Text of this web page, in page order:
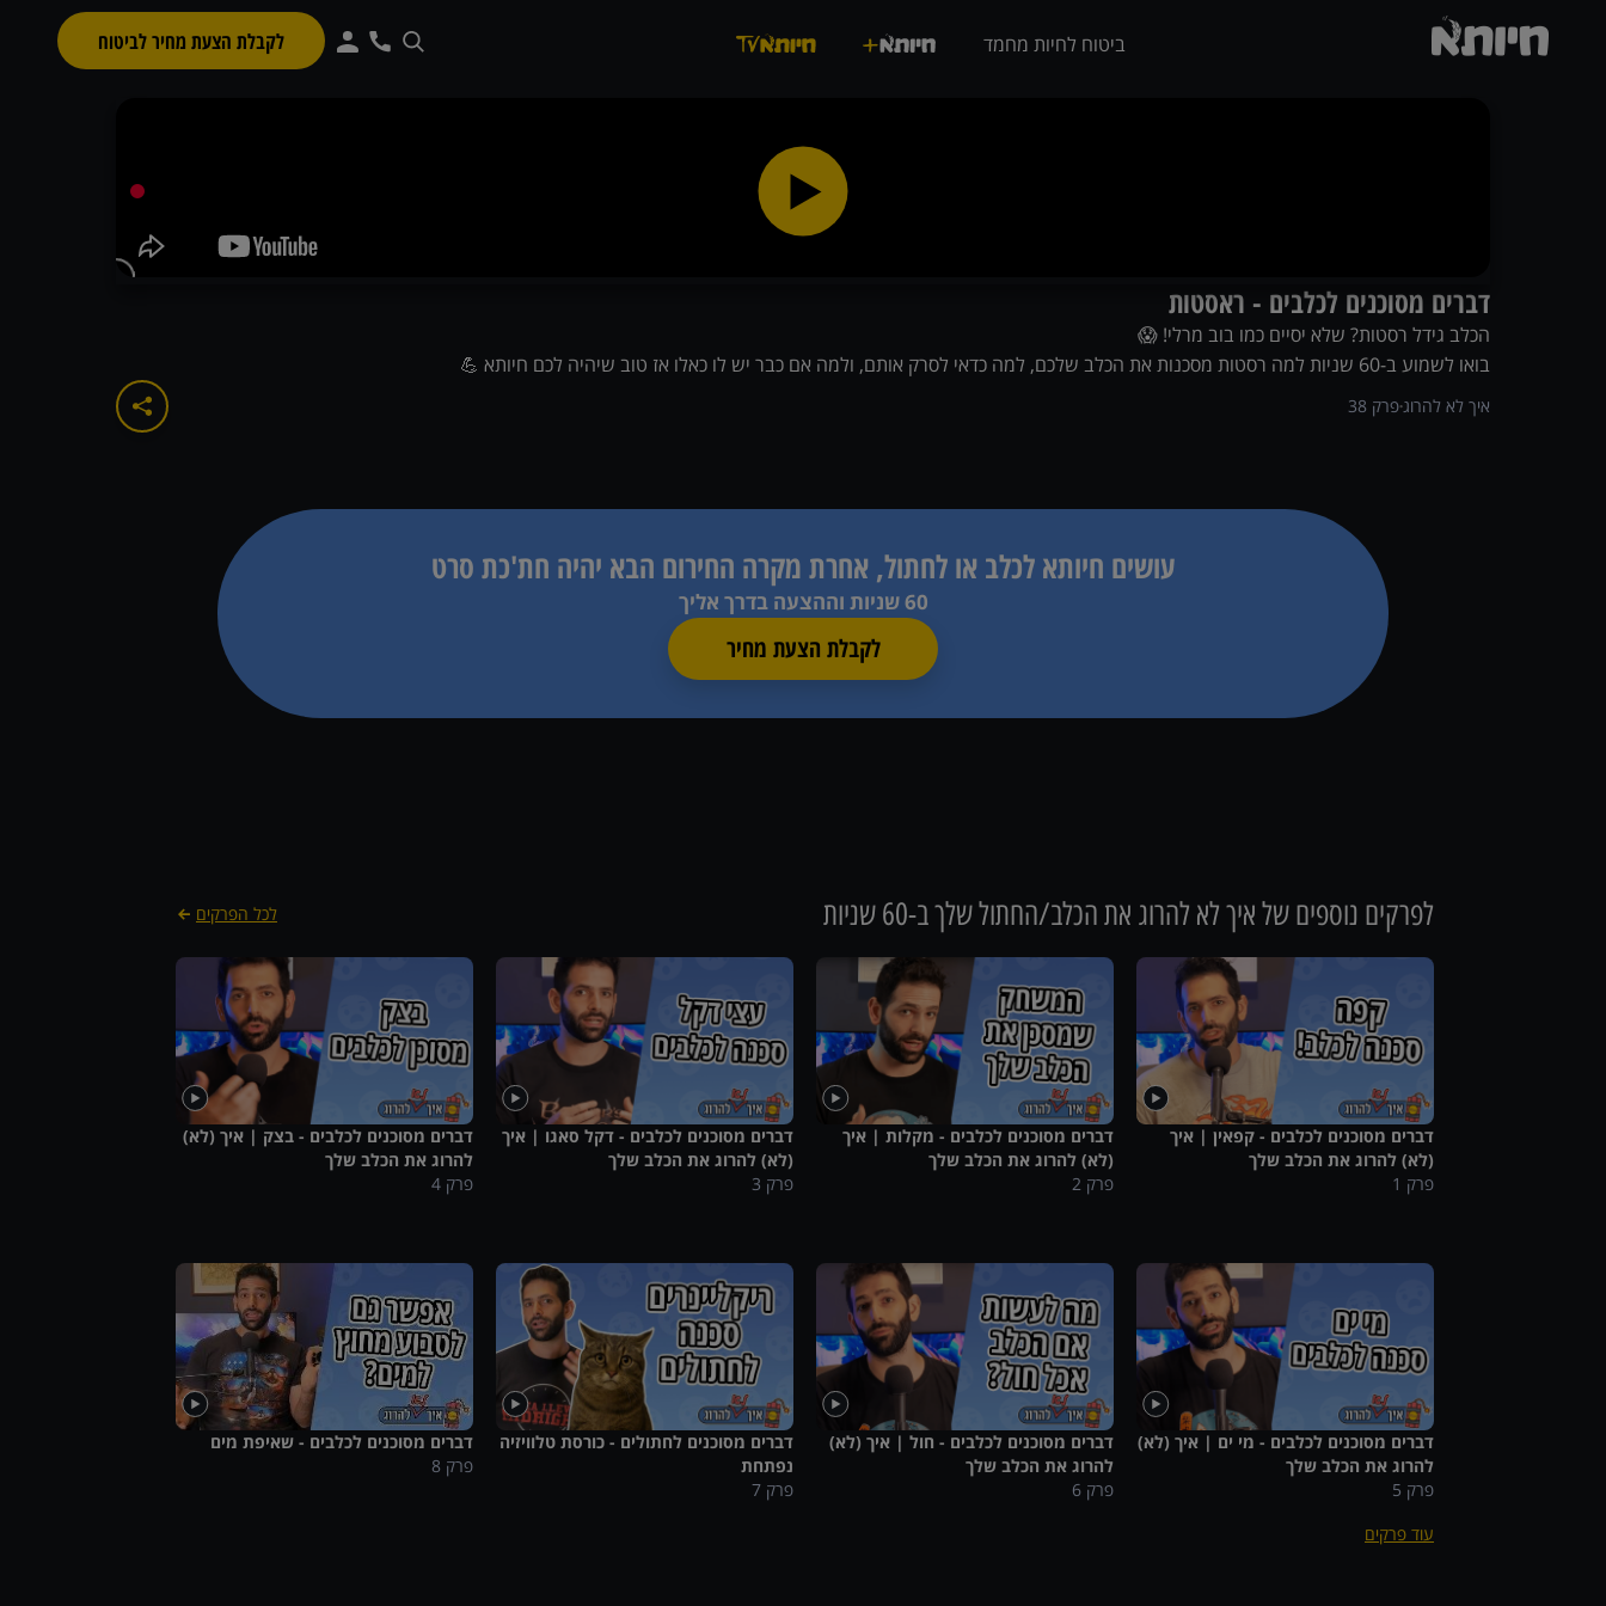
ביטוח לחיות מחמד לקבלת הצעת מחיר לביטוח
דברים מסוכנים לכלבים - ראסטות
הכלב גידל רסטות? שלא יסיים כמו בוב מרלי! 😱
בואו לשמוע ב-60 שניות למה רסטות מסכנות את הכלב שלכם, למה כדאי לסרק אותם, ולמה אם כבר יש לו כאלו אז טוב שיהיה לכם חיותא 💪
פרק 38 איך לא להרוג
עושים חיותא לכלב או לחתול, אחרתמקרה החירום הבא יהיה חת'כת סרט
60 שניות וההצעה בדרך אליך
לקבלת הצעת מחיר
לפרקים נוספים שלאיך לא להרוג את הכלב/החתול שלך ב-60 שניות לכל הפרקים
דברים מסוכנים לכלבים - קפאין | איך
(לא) להרוג את הכלב שלך
פרק 1
דברים מסוכנים לכלבים - מקלות | איך
(לא) להרוג את הכלב שלך
פרק 2
דברים מסוכנים לכלבים - דקל סאגו | איך
(לא) להרוג את הכלב שלך
פרק 3
דברים מסוכנים לכלבים - בצק | איך (לא)
להרוג את הכלב שלך
פרק 4
דברים מסוכנים לכלבים - מי ים | איך (לא)
להרוג את הכלב שלך
פרק 5
דברים מסוכנים לכלבים - חול | איך (לא)
להרוג את הכלב שלך
פרק 6
דברים מסוכנים לחתולים - כורסת טלוויזיה
נפתחת
פרק 7
דברים מסוכנים לכלבים - שאיפת מים
פרק 8
עוד פרקים